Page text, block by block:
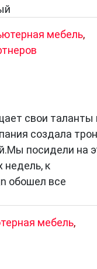
мебель,
свои таланты
создала
посидели на
недель, к
обошел все
мебель,